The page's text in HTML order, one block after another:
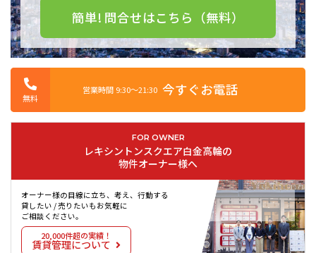
港区で長い間営業し、港区とともに成長してきたユウキホームが自信
をもってご紹介できる物件です。
最も近い東京メトロ南北線白金高輪駅からは徒歩1分の好立地です。さ
らに都営三田線白金高輪駅など全部で5路線が使えて、交通の便が非常
に良いです。宅配ボックスがございますので、普段忙しく荷物を受け
取れない方にとってはとても助かります。24時間有人管理のマンショ
ンでセキュリティ面も充実。駐車場がありますので、敷地内に自家用
車を停められます。敷地内にごみ置き場がありますので、いつでもご
みを捨てられます。ケーブルテレビが見られます。
簡単! 問合せはこちら（無料）
無料
営業時間 9:30〜21:30 今すぐお電話
FOR OWNER
レキシントンスクエア白金高輪の
物件オーナー様へ
オーナー様の目線に立ち、考え、行動する
貸したい / 売りたいもお気軽に
ご相談ください。
20,000件超の実績！
賃貸管理について